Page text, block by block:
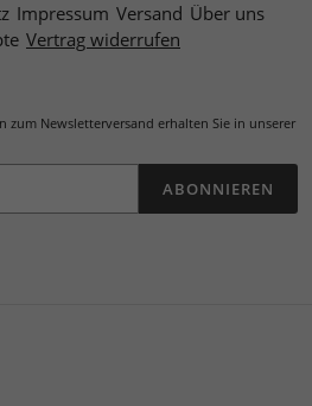
Impressum Versand Über uns
Vertrag widerrufen
Newsletterversand erhalten Sie in unserer
ABONNIEREN